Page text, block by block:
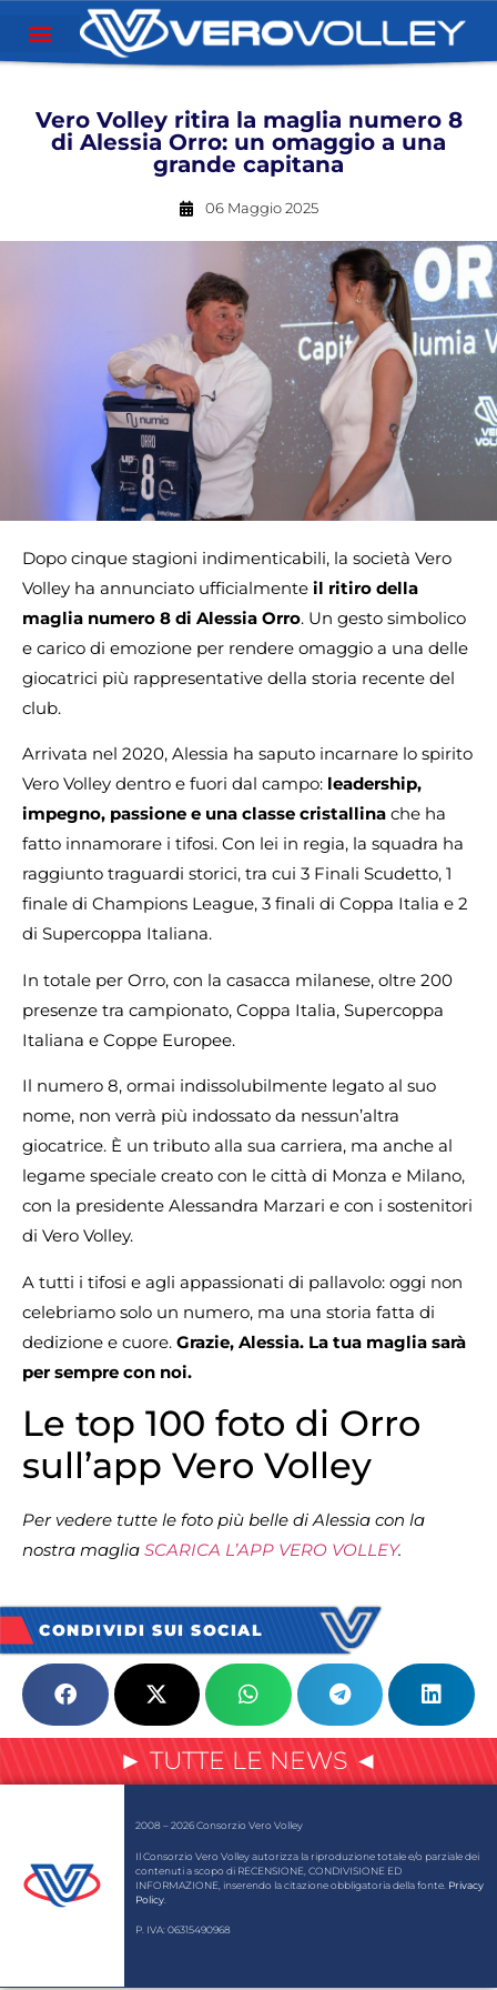
Vero Volley ritira la maglia numero 8
di Alessia Orro: un omaggio a una
grande capitana
06 Maggio 2025
Dopo cinque stagioni indimenticabili, la società Vero
Volley ha annunciato ufficialmente il ritiro della
maglia numero 8 di Alessia Orro. Un gesto simbolico
e carico di emozione per rendere omaggio a una delle
giocatrici più rappresentative della storia recente del
club.
Arrivata nel 2020, Alessia ha saputo incarnare lo spirito
Vero Volley dentro e fuori dal campo: leadership,
impegno, passione e una classe cristallina che ha
fatto innamorare i tifosi. Con lei in regia, la squadra ha
raggiunto traguardi storici, tra cui 3 Finali Scudetto, 1
finale di Champions League, 3 finali di Coppa Italia e 2
di Supercoppa Italiana.
In totale per Orro, con la casacca milanese, oltre 200
presenze tra campionato, Coppa Italia, Supercoppa
Italiana e Coppe Europee.
Il numero 8, ormai indissolubilmente legato al suo
nome, non verrà più indossato da nessun’altra
giocatrice. È un tributo alla sua carriera, ma anche al
legame speciale creato con le città di Monza e Milano,
con la presidente Alessandra Marzari e con i sostenitori
di Vero Volley.
A tutti i tifosi e agli appassionati di pallavolo: oggi non
celebriamo solo un numero, ma una storia fatta di
dedizione e cuore. Grazie, Alessia. La tua maglia sarà
per sempre con noi.
Le top 100 foto di Orro
sull’app Vero Volley
Per vedere tutte le foto più belle di Alessia con la
nostra maglia SCARICA L’APP VERO VOLLEY.
CONDIVIDI SUI SOCIAL
► TUTTE LE NEWS ◄
2008 – 2026 Consorzio Vero Volley
Il Consorzio Vero Volley autorizza la riproduzione totale e/o parziale dei
contenuti a scopo di RECENSIONE, CONDIVISIONE ED
INFORMAZIONE, inserendo la citazione obbligatoria della fonte. Privacy
Policy
P. IVA: 06315490968